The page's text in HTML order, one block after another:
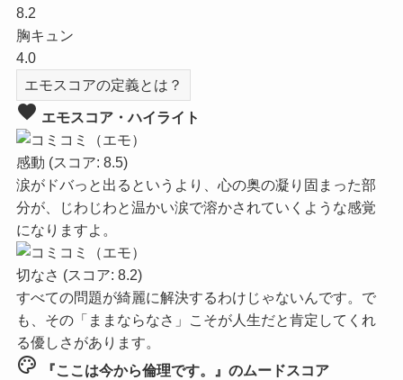
8.2
胸キュン
4.0
エモスコアの定義とは？
favorite エモスコア・ハイライト
感動 (スコア: 8.5)
涙がドバっと出るというより、心の奥の凝り固まった部
分が、じわじわと温かい涙で溶かされていくような感覚
になりますよ。
切なさ (スコア: 8.2)
すべての問題が綺麗に解決するわけじゃないんです。で
も、その「ままならなさ」こそが人生だと肯定してくれ
る優しさがあります。
palette 『ここは今から倫理です。』のムードスコア